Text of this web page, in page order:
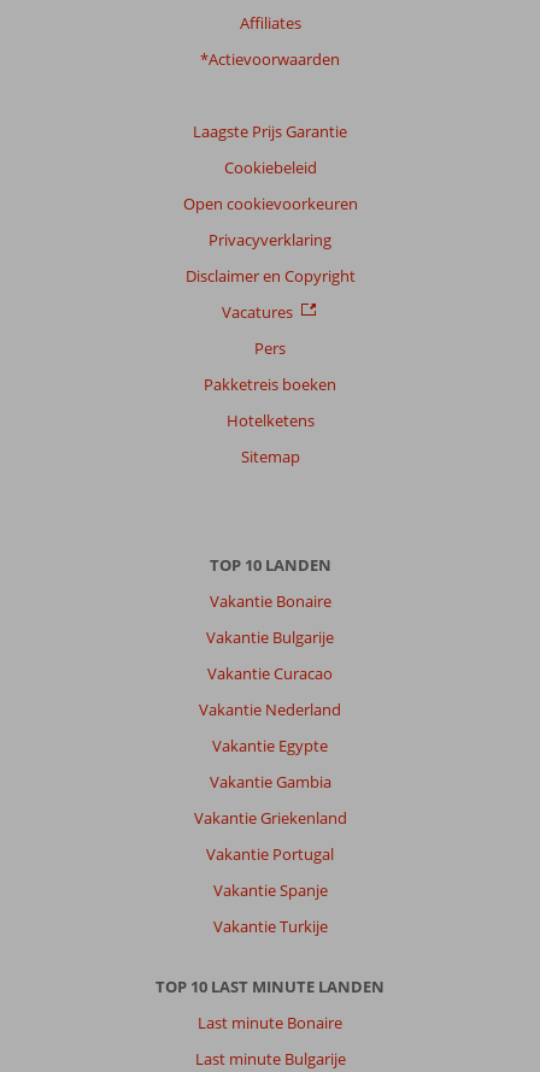
Affiliates
*Actievoorwaarden
Laagste Prijs Garantie
Cookiebeleid
Open cookievoorkeuren
Privacyverklaring
Disclaimer en Copyright
Vacatures
Pers
Pakketreis boeken
Hotelketens
Sitemap
TOP 10 LANDEN
Vakantie Bonaire
Vakantie Bulgarije
Vakantie Curacao
Vakantie Nederland
Vakantie Egypte
Vakantie Gambia
Vakantie Griekenland
Vakantie Portugal
Vakantie Spanje
Vakantie Turkije
TOP 10 LAST MINUTE LANDEN
Last minute Bonaire
Last minute Bulgarije